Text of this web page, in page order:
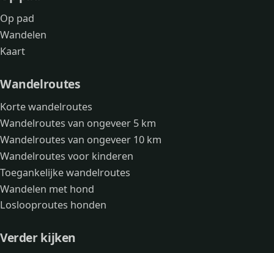
Op pad
Wandelen
Kaart
Wandelroutes
Korte wandelroutes
Wandelroutes van ongeveer 5 km
Wandelroutes van ongeveer 10 km
Wandelroutes voor kinderen
Toegankelijke wandelroutes
Wandelen met hond
Loslooproutes honden
Verder kijken